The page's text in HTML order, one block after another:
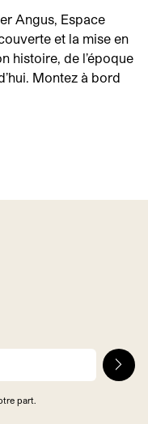
Angus, Espace
et la mise en
histoire, de l’époque
Montez à bord
part.